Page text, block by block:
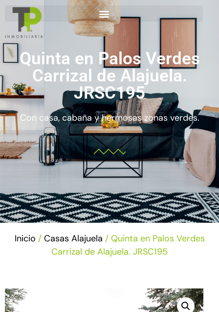
Quinta en Palos Verdes
Carrizal de Alajuela.
JRSC195
Con casa, cabaña y hermosas zonas verdes.
Inicio / Casas Alajuela / Quinta en Palos Verdes
Carrizal de Alajuela. JRSC195